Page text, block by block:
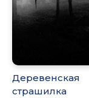
Деревенская
страшилка